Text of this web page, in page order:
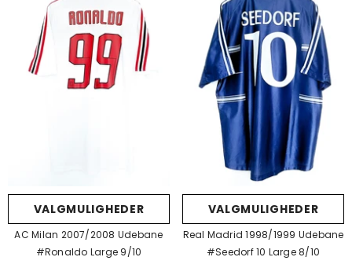
VALGMULIGHEDER
AC Milan 2007/2008 Udebane
#Ronaldo Large 9/10
VALGMULIGHEDER
Real Madrid 1998/1999 Udebane
#Seedorf 10 Large 8/10